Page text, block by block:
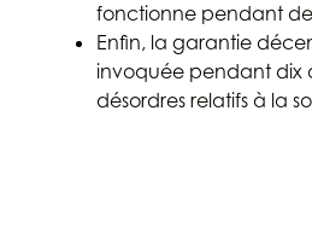
fonctionne pendant
Enfin, la garantie
invoquée pendant dix
désordres relatifs à la